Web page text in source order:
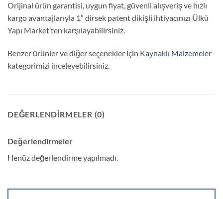
Orijinal ürün garantisi, uygun fiyat, güvenli alışveriş ve hızlı
kargo avantajlarıyla 1″ dirsek patent dikişli ihtiyacınızı Ülkü
Yapı Market’ten karşılayabilirsiniz.
Benzer ürünler ve diğer seçenekler için Kaynaklı Malzemeler
kategorimizi inceleyebilirsiniz.
DEĞERLENDIRMELER (0)
Değerlendirmeler
Henüz değerlendirme yapılmadı.